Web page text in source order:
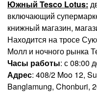
Южный Tesco Lotus:
включающий
книжный магазин,
Находится на тросе
Молл и ночного рынка
Часы работы: с 08:00
Адрес: 408/2 Moo 12,
Banglamung, Chonburi,